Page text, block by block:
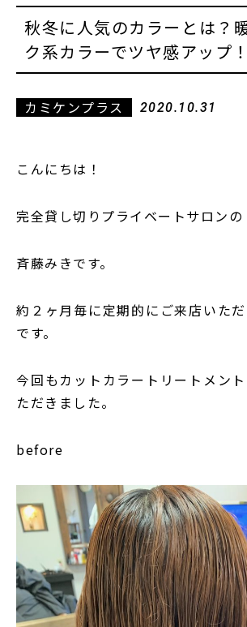
秋冬に人気のカラーとは？
ク系カラーでツヤ感アップ！
カミケンプラス 2020.10.31
こんにちは！
完全貸し切りプライベートサロンの
斉藤みきです。
約２ヶ月毎に定期的にご来店いた
です。
今回もカットカラートリートメン
ただきました。
before